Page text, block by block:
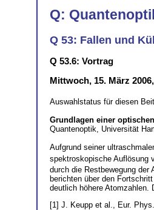
Q:
Q 53: Fallen und
Q 53.6: Vortrag
Mittwoch, 15. März
Auswahlstatus für diesen
Grundlagen einer
Quantenoptik, Universität
Aufgrund seiner
spektroskopische Auflösung
durch die Restbewegung der
berichten über den
deutlich höhere Atomzahlen.
[1] J. Keupp et al., Eur.